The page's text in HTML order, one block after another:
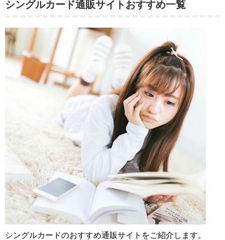
シングルカード通販サイトおすすめ一覧
シングルカードのおすすめ通販サイトをご紹介します。